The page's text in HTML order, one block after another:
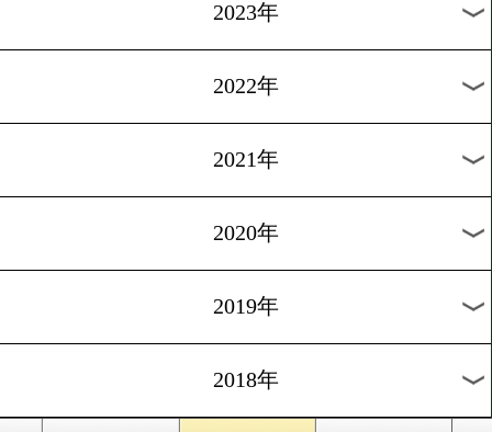
小原佳太が返り咲き、中部
で10選手がランクイン
1
過去のニュース